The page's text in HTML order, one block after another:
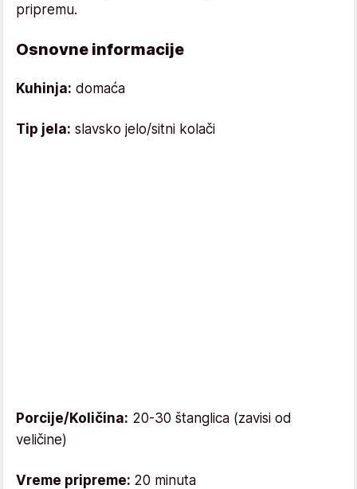
pripremu.
Osnovne informacije
Kuhinja: domaća
Tip jela: slavsko jelo/sitni kolači
Porcije/Količina: 20-30 štanglica (zavisi od
veličine)
Vreme pripreme: 20 minuta